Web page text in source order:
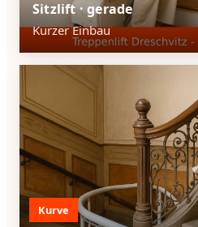
Sitzlift · gerade
Kurzer Einbau
Kurve